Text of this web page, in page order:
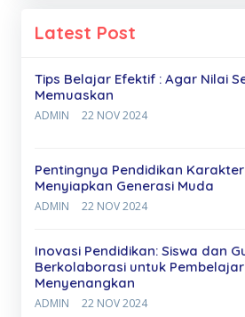
Latest Post
Tips Belajar Efektif : Agar Nilai
Memuaskan
ADMIN 22 NOV 2024
Pentingnya Pendidikan
Menyiapkan Generasi Muda
ADMIN 22 NOV 2024
Inovasi Pendidikan: Siswa dan
Berkolaborasi untuk
Menyenangkan
ADMIN 22 NOV 2024